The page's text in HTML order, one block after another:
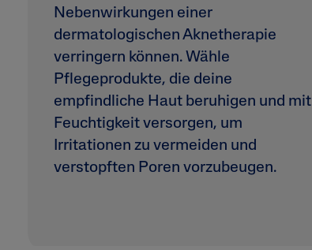
Nebenwirkungen einer
dermatologischen Aknetherapie
verringern können. Wähle
Pflegeprodukte, die deine
empfindliche Haut beruhigen und mit
Feuchtigkeit versorgen, um
Irritationen zu vermeiden und
verstopften Poren vorzubeugen.